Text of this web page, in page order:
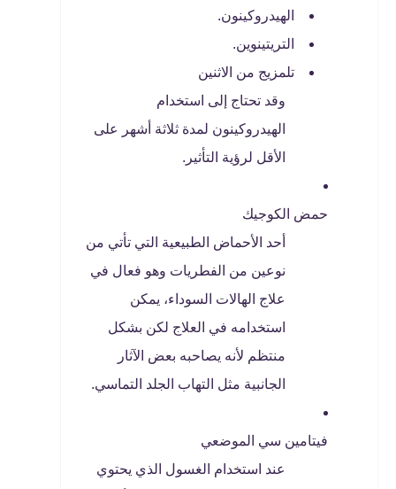
الهيدروكينون.
التريتينوين.
تلمزيج من الاثنين
وقد تحتاج إلى استخدام
الهيدروكينون لمدة ثلاثة أشهر على
الأقل لرؤية التأثير.
حمض الكوجيك
أحد الأحماض الطبيعية التي تأتي من
نوعين من الفطريات وهو فعال في
علاج الهالات السوداء، يمكن
استخدامه في العلاج لكن بشكل
منتظم لأنه يصاحبه بعض الآثار
الجانبية مثل التهاب الجلد التماسي.
فيتامين سي الموضعي
عند استخدام الغسول الذي يحتوي